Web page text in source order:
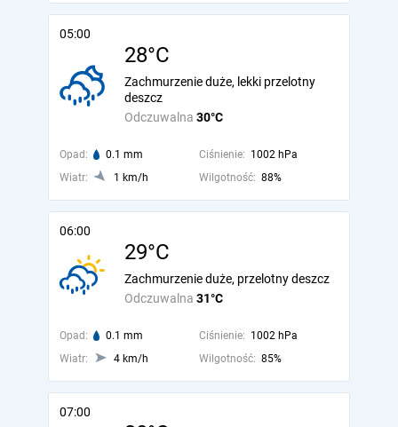
05:00
28°C
Odczuwalna 30°C
Zachmurzenie duże, lekki przelotny
deszcz
Opad: 0.1 mm Ciśnienie: 1002 hPa
Wiatr:
1 km/h Wilgotność: 88%
06:00
29°C
Odczuwalna 31°C
Zachmurzenie duże, przelotny deszcz
Opad: 0.1 mm Ciśnienie: 1002 hPa
Wiatr:
4 km/h Wilgotność: 85%
07:00